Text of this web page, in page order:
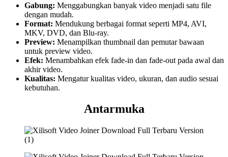
Gabung: Menggabungkan banyak video menjadi satu file
dengan mudah.
Format: Mendukung berbagai format seperti MP4, AVI,
MKV, DVD, dan Blu-ray.
Preview: Menampilkan thumbnail dan pemutar bawaan
untuk preview video.
Efek: Menambahkan efek fade-in dan fade-out pada awal dan
akhir video.
Kualitas: Mengatur kualitas video, ukuran, dan audio sesuai
kebutuhan.
Antarmuka